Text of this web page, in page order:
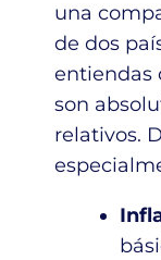
una
de dos
entiendas
son
relativos.